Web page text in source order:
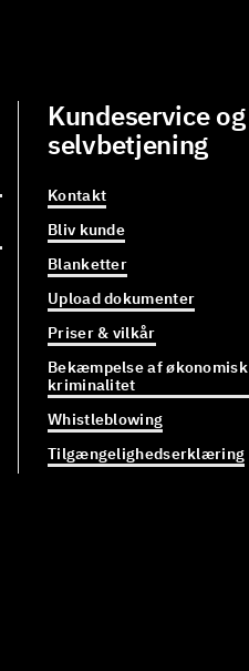
Kundeservice og
selvbetjening
Kontakt
Bliv kunde
Blanketter
Upload dokumenter
Priser & vilkår
Bekæmpelse af økonomisk
kriminalitet
Whistleblowing
Tilgængelighedserklæring